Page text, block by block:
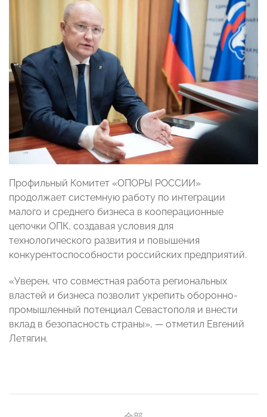
Профильный Комитет «ОПОРЫ РОССИИ»
продолжает системную работу по интеграции
малого и среднего бизнеса в кооперационные
цепочки ОПК, создавая условия для
технологического развития и повышения
конкурентоспособности российских предприятий.
«Уверен, что совместная работа региональных
властей и бизнеса позволит укрепить оборонно-
промышленный потенциал Севастополя и внести
вклад в безопасность страны», — отметил Евгений
Летягин.